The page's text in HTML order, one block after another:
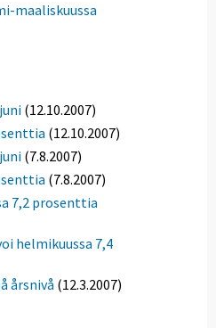
maaliskuussa
(12.10.2007)
(12.10.2007)
(7.8.2007)
(7.8.2007)
7,2 prosenttia
helmikuussa 7,4
årsnivå (12.3.2007)